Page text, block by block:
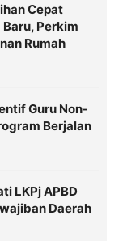
Cepat
Perkim
Rumah
Guru Non-
Berjalan
LKPj APBD
Daerah